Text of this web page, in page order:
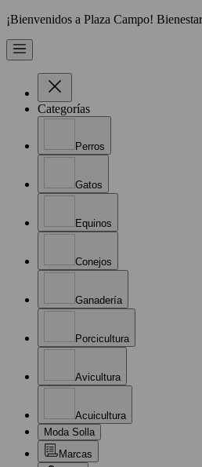
¡Bienvenidos a Plaza Campo!
Categorías
Perros
Gatos
Equinos
Conejos
Ganadería
Porcicultura
Avicultura
Acuicultura
Moda Solla
Marcas